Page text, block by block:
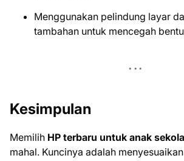
Menggunakan pelindung layar
tambahan untuk mencegah
Kesimpulan
Memilih HP terbaru untuk anak
mahal. Kuncinya adalah